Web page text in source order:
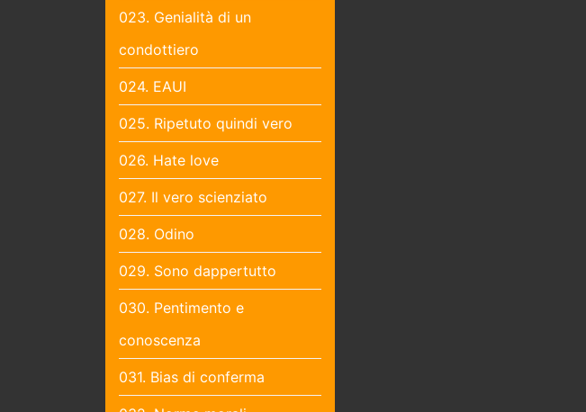
023. Genialità di un
condottiero
024. EAUI
025. Ripetuto quindi vero
026. Hate love
027. Il vero scienziato
028. Odino
029. Sono dappertutto
030. Pentimento e
conoscenza
031. Bias di conferma